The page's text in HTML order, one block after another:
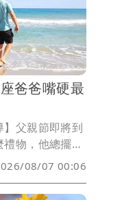
爸爸嘴硬最
】父親節即將到
物，他總擺著
真的兩手空空回
臭得像苦瓜，
乎，心底卻超級
08/07 00:06